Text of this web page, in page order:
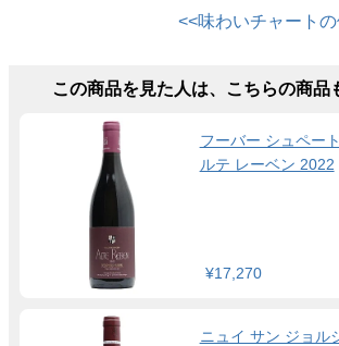
<<味わいチャート
この商品を見た人は、こちらの商品
フーバー シュペー
ルテ レーベン 2022
¥17,270
ニュイ サン ジョル